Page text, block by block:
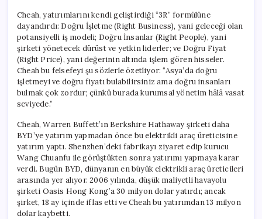
Cheah, yatırımlarını kendi geliştirdiği “3R” formülüne
dayandırdı: Doğru İşletme (Right Business), yani geleceği olan
potansiyelli iş modeli; Doğru İnsanlar (Right People), yani
şirketi yönetecek dürüst ve yetkin liderler; ve Doğru Fiyat
(Right Price), yani değerinin altında işlem gören hisseler.
Cheah bu felsefeyi şu sözlerle özetliyor: “Asya’da doğru
işletmeyi ve doğru fiyatı bulabilirsiniz ama doğru insanları
bulmak çok zordur; çünkü burada kurumsal yönetim hâlâ vasat
seviyede.”
Cheah, Warren Buffett’ın Berkshire Hathaway şirketi daha
BYD’ye yatırım yapmadan önce bu elektrikli araç üreticisine
yatırım yaptı. Shenzhen’deki fabrikayı ziyaret edip kurucu
Wang Chuanfu ile görüştükten sonra yatırımı yapmaya karar
verdi. Bugün BYD, dünyanın en büyük elektrikli araç üreticileri
arasında yer alıyor. 2006 yılında, düşük maliyetli havayolu
şirketi Oasis Hong Kong’a 30 milyon dolar yatırdı; ancak
şirket, 18 ay içinde iflas etti ve Cheah bu yatırımdan 13 milyon
dolar kaybetti.